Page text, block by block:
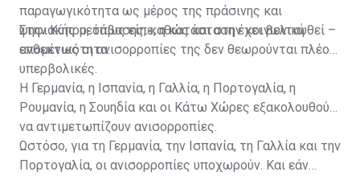
παραγωγικότητα ως μέρος της πράσινης και
ψηφιακής μετάβασης, καθώς και στην κοινωνική
ανθεκτικότητα.
Στην Κύπρο, όπως είπε, η κατάσταση έχει βελτιωθεί –
επομένως οι ανισορροπίες της δεν θεωρούνται πλέον
υπερβολικές.
Η Γερμανία, η Ισπανία, η Γαλλία, η Πορτογαλία, η
Ρουμανία, η Σουηδία και οι Κάτω Χώρες εξακολουθούν
να αντιμετωπίζουν ανισορροπίες.
Ωστόσο, για τη Γερμανία, την Ισπανία, τη Γαλλία και την
Πορτογαλία, οι ανισορροπίες υποχωρούν. Και εάν